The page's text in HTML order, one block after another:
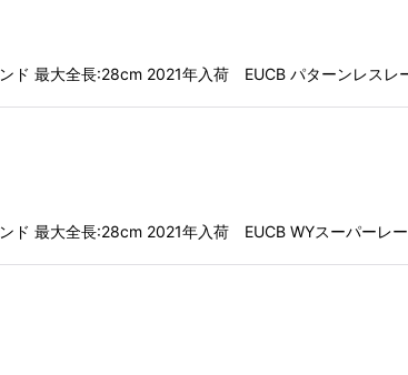
ド 最大全長:28cm 2021年入荷 EUCB パターンレスレ
ド 最大全長:28cm 2021年入荷 EUCB WYスーパーレ